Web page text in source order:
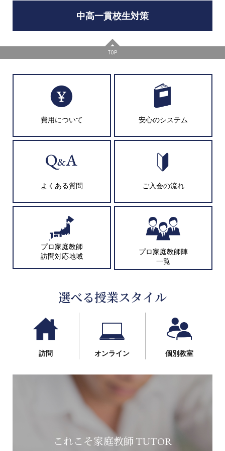
中高一貫校生対策
TOP
費用について 安心のシステム
よくある質問 ご入会の流れ
プロ家庭教師
訪問対応地域
プロ家庭教師陣
一覧
選べる授業スタイル
訪問 オンライン 個別教室
これこそ家庭教師 TUTOR